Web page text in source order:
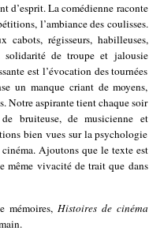
d’esprit. La comédienne raconte
l’ambiance des coulisses.
régisseurs, habilleuses,
solidarité de troupe et jalousie
est l’évocation des tournées
un manque criant de moyens,
Notre aspirante tient chaque soir
bruiteuse, de musicienne et
bien vues sur la psychologie
Ajoutons que le texte est
même vivacité de trait que dans
mémoires, Histoires de cinéma